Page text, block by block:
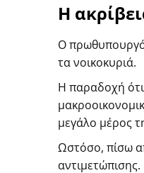
Η
Ο
τα νοικοκυριά.
Η παραδοχή
μεγάλο μέρος
Ωστόσο, πίσω